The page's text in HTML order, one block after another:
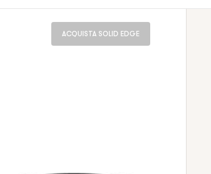
ACQUISTA SOLID EDGE